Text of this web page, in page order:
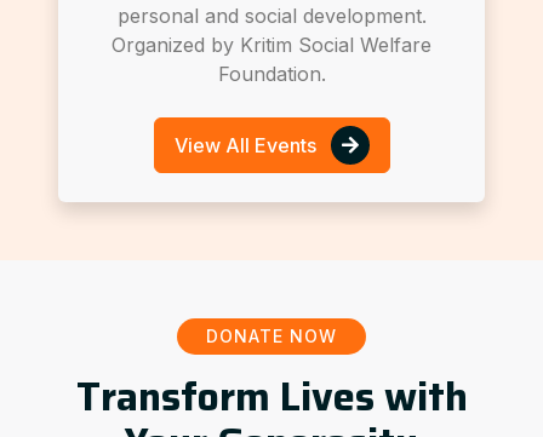
personal and social development.
Organized by Kritim Social Welfare
Foundation.
View All Events
DONATE NOW
Transform Lives with